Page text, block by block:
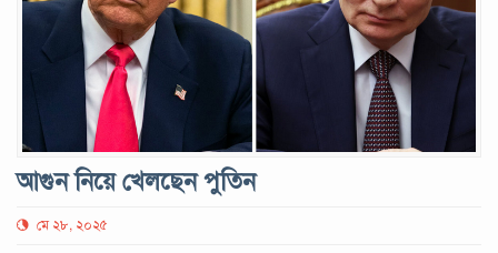
আগুন নিয়ে খেলছেন পুতিন
মে ২৮, ২০২৫